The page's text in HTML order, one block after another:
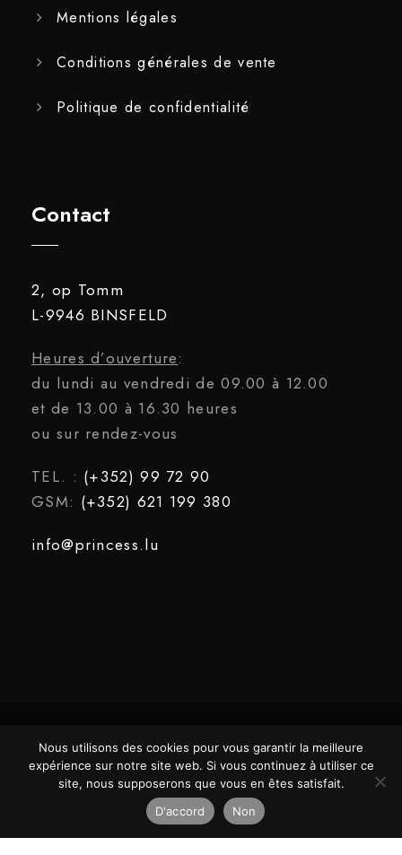
Mentions légales
Conditions générales de vente
Politique de confidentialité
Contact
2, op Tomm
L-9946 BINSFELD
Heures d’ouverture:
du lundi au vendredi de 09.00 à 12.00
et de 13.00 à 16.30 heures
ou sur rendez-vous
TEL. : (+352) 99 72 90
GSM: (+352) 621 199 380
info@princess.lu
COPYRIGHT ©2025 PRINCESS. TOUS
DROITS RÉSERVÉS.
DESIGNED
Nous utilisons des cookies pour vous garantir la meilleure
expérience sur notre site web. Si vous continuez à utiliser ce
site, nous supposerons que vous en êtes satisfait.
D'accord
Non